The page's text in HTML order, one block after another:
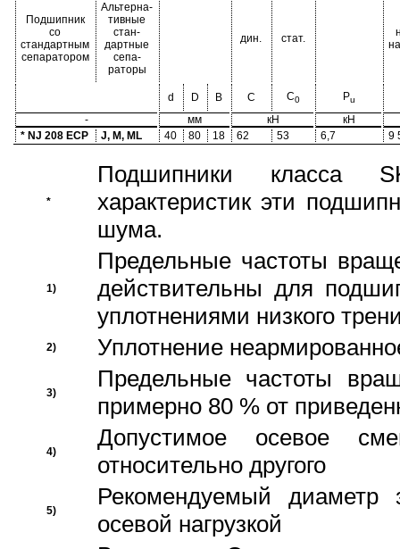
Подшипник
со
стандартным
сепаратором
Альтерна-
тивные
стан-
дартные
сепа-
раторы
дин. стат.
d D B C C0 Pu
- мм кН
кН
* NJ 208 ECP
J, M, ML 40 80 18 62 53 6,7 9
*
Подшипники класса
характеристик эти
шума.
1)
Предельные частоты
действительны для
уплотнениями низкого
2) Уплотнение
3)
Предельные частоты
примерно 80 % от
4)
Допустимое осевое
относительно другого
5)
Рекомендуемый диаметр
осевой нагрузкой